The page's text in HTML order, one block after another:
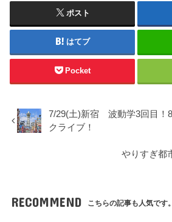
ポスト
はてブ
Pocket
7/29(土)新宿 波動学3回目！
クライブ！
やりすぎ都
RECOMMEND こちらの記事も人気です。